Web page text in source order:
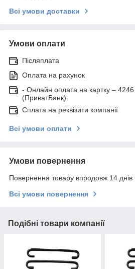
Всі умови доставки
Умови оплати
Післяплата
Оплата на рахунок
- Онлайн оплата на картку –
(ПриватБанк).
Сплата на реквізити компанії
Всі умови оплати
Умови повернення
Повернення товару впродовж 14 днів
Всі умови повернення
Подібні товари компанії